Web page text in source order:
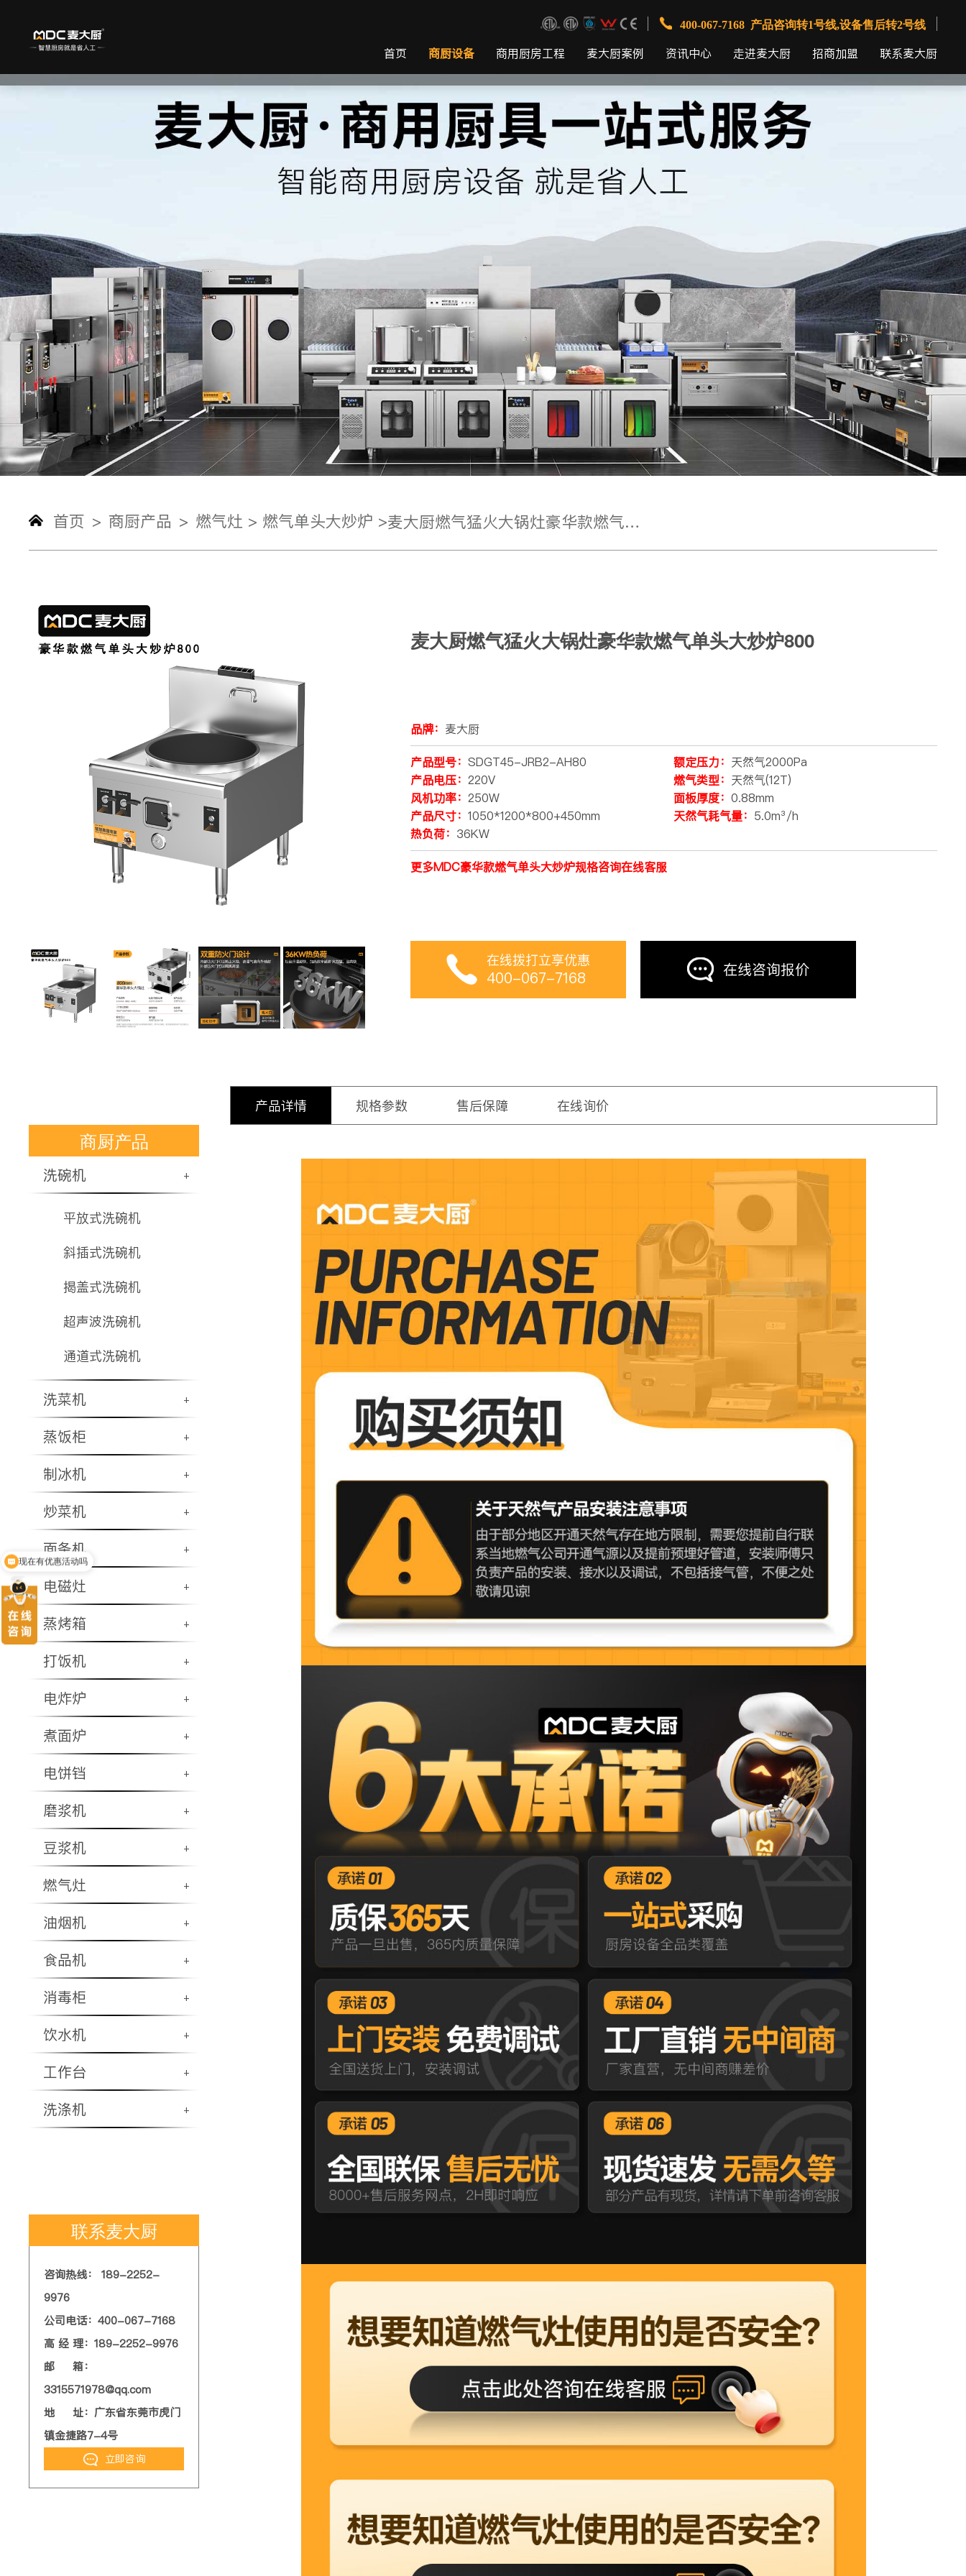
400-067-7168 产品咨询转1号线,设备售后转2号线
首页 商厨设备 商用厨房工程 麦大厨案例 资讯中心 走进麦大厨 招商加盟 联系麦大厨
首页 > 商厨产品 > 燃气灶 > 燃气单头大炒炉 > 麦大厨燃气猛火大锅灶豪华款燃气单头大炒炉800
麦大厨燃气猛火大锅灶豪华款燃气单头大炒炉800
品牌： 麦大厨
产品型号： SDGT45-JRB2-AH80
产品电压： 220V
风机功率： 250W
产品尺寸： 1050*1200*800+450mm
热负荷： 36KW
额定压力： 天然气2000Pa
燃气类型： 天然气(12T)
面板厚度：0.88mm
天然气耗气量： 5.0m³/h
更多MDC豪华款燃气单头大炒炉规格咨询在线客服
在线拨打立享优惠
400-067-7168 在线咨询报价
商厨产品
洗碗机 +
平放式洗碗机
斜插式洗碗机
揭盖式洗碗机
超声波洗碗机
通道式洗碗机
洗菜机 +
蒸饭柜 +
制冰机 +
炒菜机 +
面条机 +
电磁灶 +
蒸烤箱 +
打饭机 +
电炸炉 +
煮面炉 +
电饼铛 +
磨浆机 +
豆浆机 +
燃气灶 +
油烟机 +
食品机 +
消毒柜 +
饮水机 +
工作台 +
洗涤机 +
联系麦大厨
咨询热线： 189-2252-
9976
公司电话：400-067-7168
高 经 理：189-2252-9976
邮 箱：
3315571978@qq.com
地 址：广东省东莞市虎门
镇金捷路7-4号
立即咨询
产品详情 规格参数 售后保障 在线询价
可以介绍下你们的产品么
现在有优惠活动吗